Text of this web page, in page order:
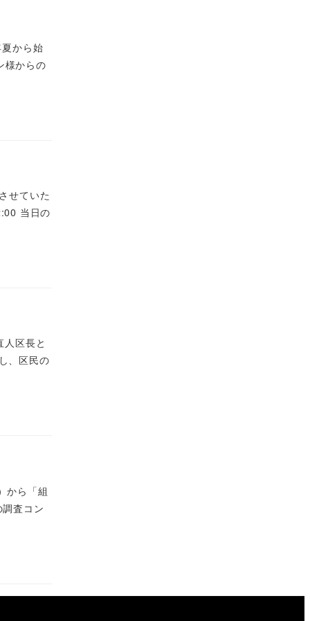
から始
様からの
せていた
当日の
区長と
、区民の
から「組
査コン